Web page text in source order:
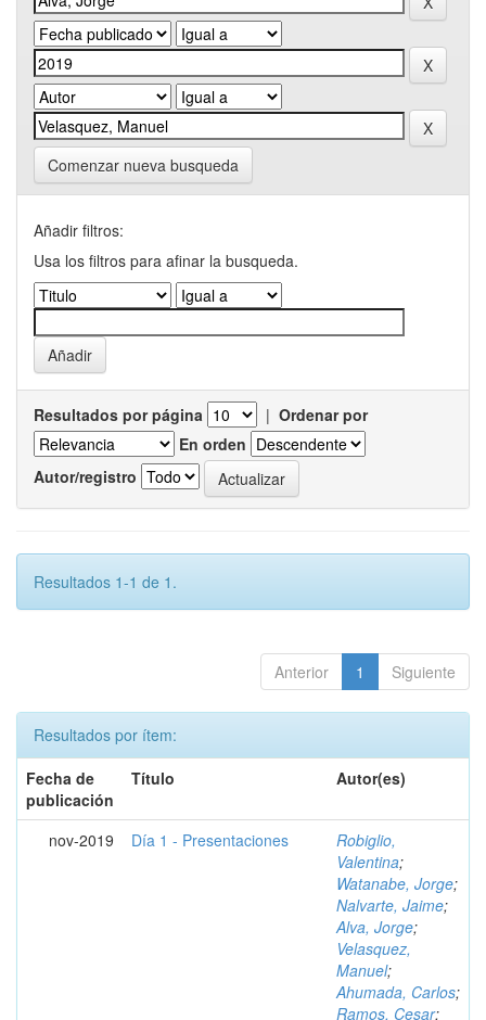
Comenzar nueva busqueda
Añadir filtros:
Usa los filtros para afinar la busqueda.
Resultados por página | Ordenar por
En orden
Autor/registro
Resultados 1-1 de 1.
Anterior 1 Siguiente
Resultados por ítem:
Fecha de
publicación
Título Autor(es)
nov-2019 Día 1 - Presentaciones
Robiglio,
Valentina;
Watanabe, Jorge;
Nalvarte, Jaime;
Alva, Jorge;
Velasquez,
Manuel;
Ahumada, Carlos;
Ramos, Cesar;